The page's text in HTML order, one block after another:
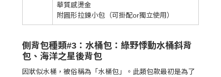
華質感燙金
附圓形拉鍊小包（可掛配or獨立使用）
側背包種類#3：水桶包：綠野悸動水桶斜背
包、海洋之星後背包
因狀似水桶，被俗稱為「水桶包」。此類包款最初是為了